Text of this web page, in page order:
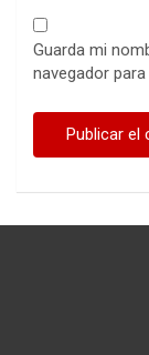
Guarda mi
navegador